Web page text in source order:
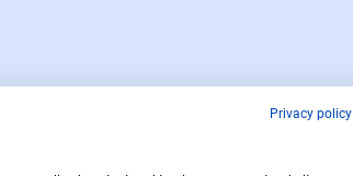
Privacy policy